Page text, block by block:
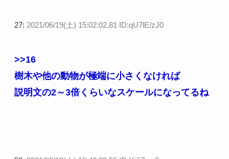
27: 2021/06/19(土) 15:02:02.81 ID:qU7lE/zJ0
>>16
樹木や他の動物が極端に小さくなければ
説明文の2～3倍くらいなスケールになってるね